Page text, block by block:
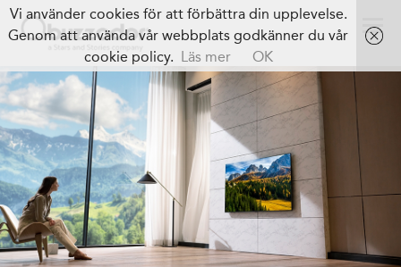
Vi använder cookies för att förbättra din upplevelse.
Genom att använda vår webbplats godkänner du vår
cookie policy. Läs mer OK